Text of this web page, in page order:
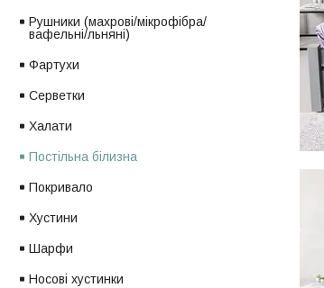
Рушники (махрові/мікрофібра/
вафельні/льняні)
Фартухи
Серветки
Халати
Постільна білизна
Покривало
Хустини
Шарфи
Носові хустинки